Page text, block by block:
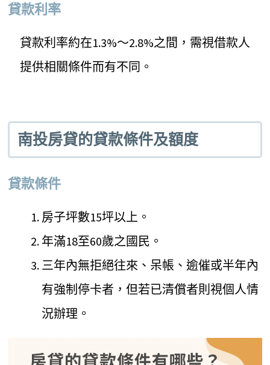
貸款利率
貸款利率約在1.3%～2.8%之間，需視借款人
提供相關條件而有不同。
南投房貸的貸款條件及額度
貸款條件
房子坪數15坪以上。
年滿18至60歲之國民。
三年內無拒絕往來、呆帳、逾催或半年內
有強制停卡者，但若已清償者則視個人情
況辦理。